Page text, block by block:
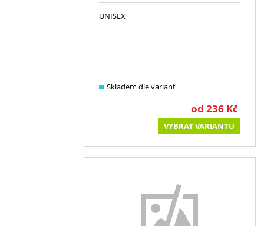
UNISEX
Skladem dle variant
od 236 Kč
VYBRAT VARIANTU